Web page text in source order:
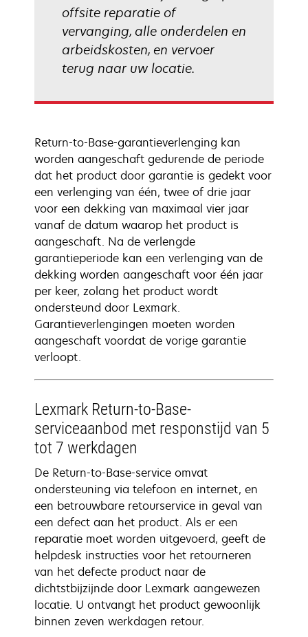
offsite reparatie of
vervanging, alle onderdelen en
arbeidskosten, en vervoer
terug naar uw locatie.
Return-to-Base-garantieverlenging kan
worden aangeschaft gedurende de periode
dat het product door garantie is gedekt voor
een verlenging van één, twee of drie jaar
voor een dekking van maximaal vier jaar
vanaf de datum waarop het product is
aangeschaft. Na de verlengde
garantieperiode kan een verlenging van de
dekking worden aangeschaft voor één jaar
per keer, zolang het product wordt
ondersteund door Lexmark.
Garantieverlengingen moeten worden
aangeschaft voordat de vorige garantie
verloopt.
Lexmark Return-to-Base-
serviceaanbod met responstijd van 5
tot 7 werkdagen
De Return-to-Base-service omvat
ondersteuning via telefoon en internet, en
een betrouwbare retourservice in geval van
een defect aan het product. Als er een
reparatie moet worden uitgevoerd, geeft de
helpdesk instructies voor het retourneren
van het defecte product naar de
dichtstbijzijnde door Lexmark aangewezen
locatie. U ontvangt het product gewoonlijk
binnen zeven werkdagen retour.